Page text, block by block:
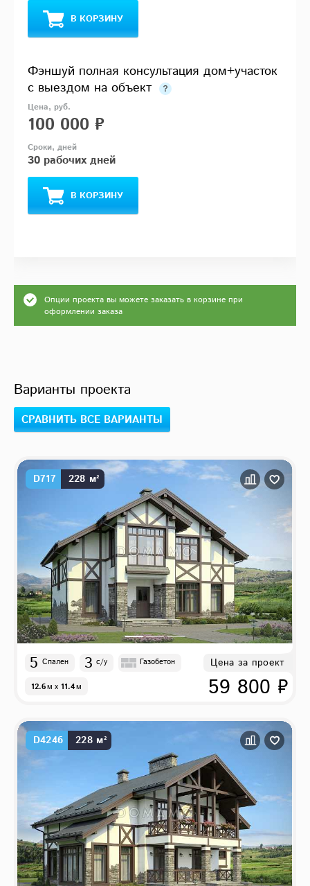
В КОРЗИНУ
Фэншуй полная консультация дом+участок
с выездом на объект
100 000 ₽
30 рабочих дней
В КОРЗИНУ
Опции проекта вы можете заказать в корзине при
оформлении заказа
Варианты проекта
СРАВНИТЬ ВСЕ ВАРИАНТЫ
D717 228 м²
5 Спален 3 с/у Газобетон
12.6м x 11.4м
Цена за проект
59 800 ₽
D4246 228 м²